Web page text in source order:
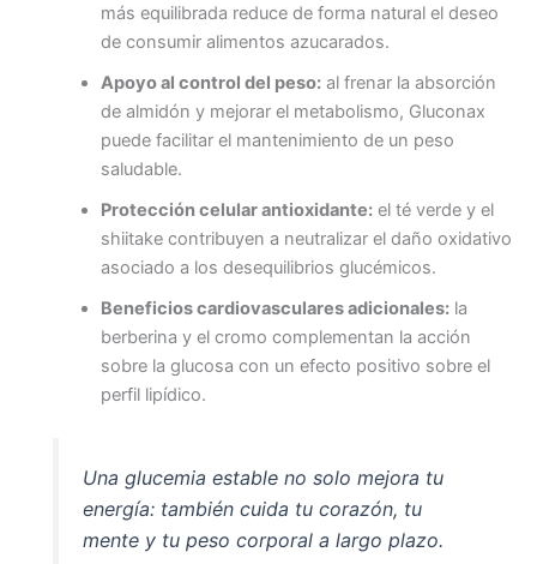
más equilibrada reduce de forma natural el deseo
de consumir alimentos azucarados.
Apoyo al control del peso:al frenar la absorción
de almidón y mejorar el metabolismo, Gluconax
puede facilitar el mantenimiento de un peso
saludable.
Protección celular antioxidante:el té verde y el
shiitake contribuyen a neutralizar el daño oxidativo
asociado a los desequilibrios glucémicos.
Beneficios cardiovasculares adicionales:la
berberina y el cromo complementan la acción
sobre la glucosa con un efecto positivo sobre el
perfil lipídico.
Una glucemia estable no solo mejora tu
energía: también cuida tu corazón, tu
mente y tu peso corporal a largo plazo.